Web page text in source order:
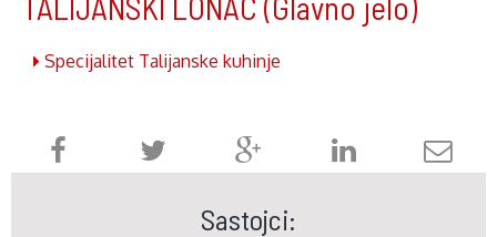
Specijalitet Talijanske kuhinje
Sastojci: